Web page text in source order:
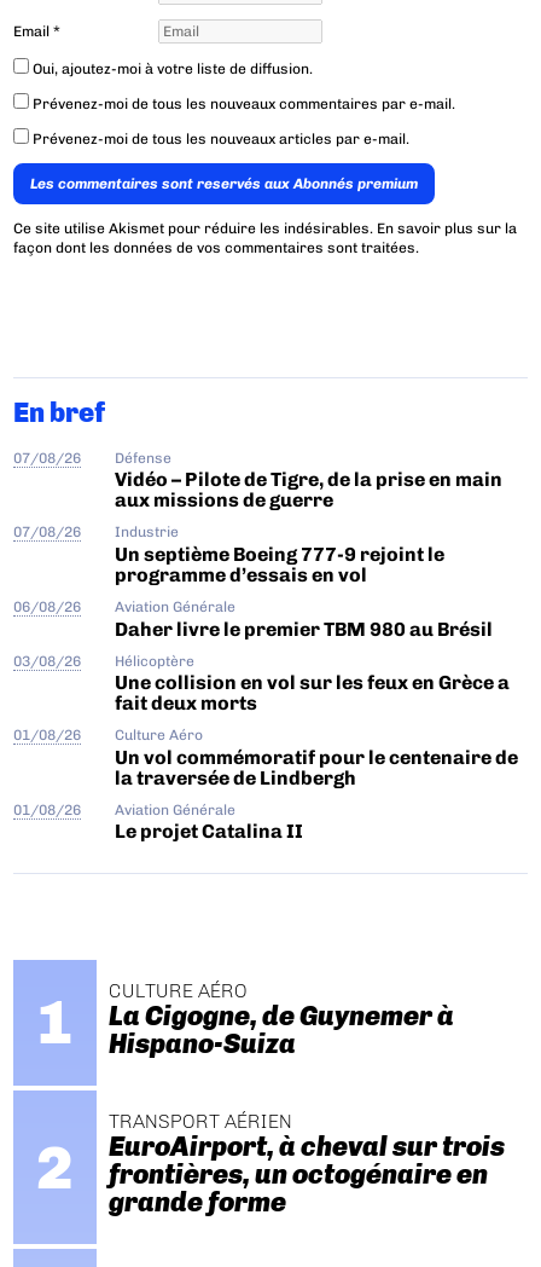
Email*
Oui, ajoutez-moi à votre liste de diffusion.
Prévenez-moi de tous les nouveaux commentaires par e-mail.
Prévenez-moi de tous les nouveaux articles par e-mail.
Les commentaires sont reservés aux Abonnés premium
Ce site utilise Akismet pour réduire les indésirables. En savoir plus sur la
façon dont les données de vos commentaires sont traitées.
En bref
07/08/26 Défense
Vidéo – Pilote de Tigre, de la prise en main
aux missions de guerre
07/08/26 Industrie
Un septième Boeing 777-9 rejoint le
programme d’essais en vol
06/08/26 Aviation Générale
Daher livre le premier TBM 980 au Brésil
03/08/26 Hélicoptère
Une collision en vol sur les feux en Grèce a
fait deux morts
01/08/26 Culture Aéro
Un vol commémoratif pour le centenaire de
la traversée de Lindbergh
01/08/26 Aviation Générale
Le projet Catalina II
CULTURE AÉRO
La Cigogne, de Guynemer à
Hispano-Suiza
TRANSPORT AÉRIEN
EuroAirport, à cheval sur trois
frontières, un octogénaire en
grande forme